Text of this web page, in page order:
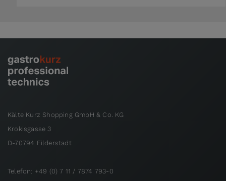
Kälte Kurz Shopping GmbH & Co. KG
Krokisgasse 3
D-70794 Filderstadt
Telefon: +49 (0) 7 11 / 7874 793-0